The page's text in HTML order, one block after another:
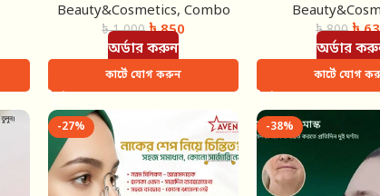
Beauty&Cosmetics, Combo
৳1,000 ৳850
অর্ডার করুন
কার্টে যোগ করুন
৳800 ৳
অর্ডার
কার্টে যোগ
-27% -38%